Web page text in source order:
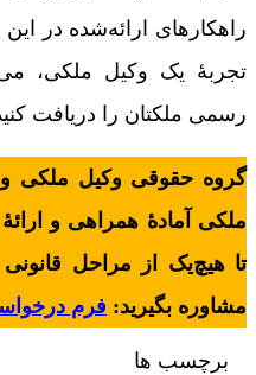
راهکارهای ارائه‌شده در
تجربۀ یک وکیل ملکی،
رسمی ملکتان را دریافت
گروه حقوقی وکیل ملکی و
ملکی آمادۀ همراهی و
تا هیچ‌یک از مراحل قانونی
مشاوره بگیرید: فرم
برچسب ها